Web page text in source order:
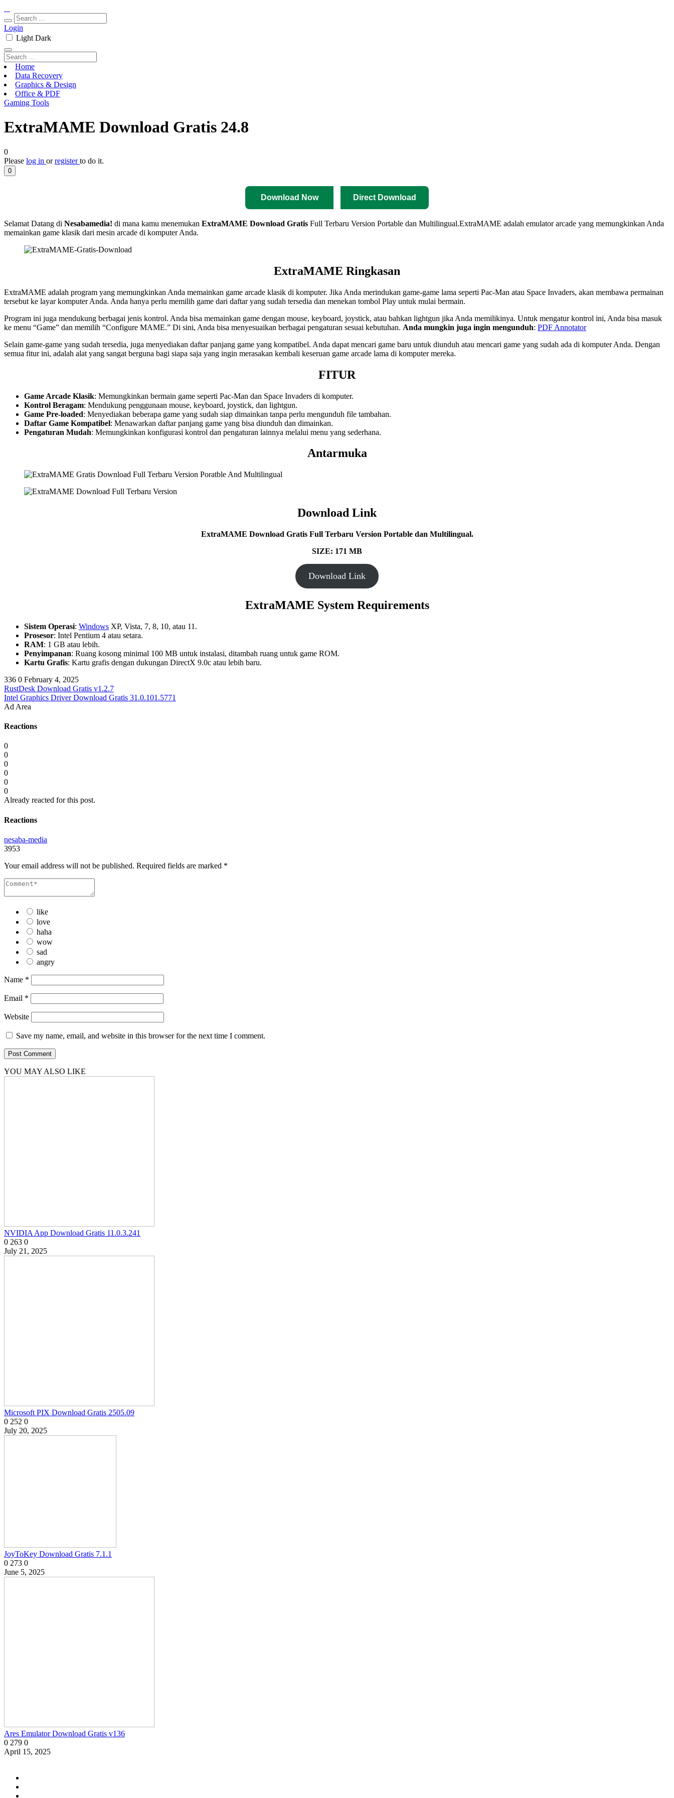
Login
Light Dark
Home
Data Recovery
Graphics & Design
Office & PDF
Gaming Tools
ExtraMAME Download Gratis 24.8
0
Please log in orregisterto do it.
0
Download Now Direct Download
Selamat Datang di Nesabamedia! di mana kamu menemukan ExtraMAME Download Gratis Full Terbaru Version Portable dan Multilingual.ExtraMAME adalah emulator arcade yang memungkinkan Anda
memainkan game klasik dari mesin arcade di komputer Anda.
ExtraMAME Ringkasan
ExtraMAME adalah program yang memungkinkan Anda memainkan game arcade klasik di komputer. Jika Anda merindukan game-game lama seperti Pac-Man atau Space Invaders, akan membawa permainan
tersebut ke layar komputer Anda. Anda hanya perlu memilih game dari daftar yang sudah tersedia dan menekan tombol Play untuk mulai bermain.
Program ini juga mendukung berbagai jenis kontrol. Anda bisa memainkan game dengan mouse, keyboard, joystick, atau bahkan lightgun jika Anda memilikinya. Untuk mengatur kontrol ini, Anda bisa masuk
ke menu “Game” dan memilih “Configure MAME.” Di sini, Anda bisa menyesuaikan berbagai pengaturan sesuai kebutuhan. Anda mungkin juga ingin mengunduh: PDF Annotator
Selain game-game yang sudah tersedia, juga menyediakan daftar panjang game yang kompatibel. Anda dapat mencari game baru untuk diunduh atau mencari game yang sudah ada di komputer Anda. Dengan
semua fitur ini, adalah alat yang sangat berguna bagi siapa saja yang ingin merasakan kembali keseruan game arcade lama di komputer mereka.
FITUR
Game Arcade Klasik: Memungkinkan bermain game seperti Pac-Man dan Space Invaders di komputer.
Kontrol Beragam: Mendukung penggunaan mouse, keyboard, joystick, dan lightgun.
Game Pre-loaded: Menyediakan beberapa game yang sudah siap dimainkan tanpa perlu mengunduh file tambahan.
Daftar Game Kompatibel: Menawarkan daftar panjang game yang bisa diunduh dan dimainkan.
Pengaturan Mudah: Memungkinkan konfigurasi kontrol dan pengaturan lainnya melalui menu yang sederhana.
Antarmuka
Download Link
ExtraMAME Download Gratis Full Terbaru Version Portable dan Multilingual.
SIZE: 171 MB
Download Link
ExtraMAME System Requirements
Sistem Operasi: Windows XP, Vista, 7, 8, 10, atau 11.
Prosesor: Intel Pentium 4 atau setara.
RAM: 1 GB atau lebih.
Penyimpanan: Ruang kosong minimal 100 MB untuk instalasi, ditambah ruang untuk game ROM.
Kartu Grafis: Kartu grafis dengan dukungan DirectX 9.0c atau lebih baru.
336 0 February 4, 2025
RustDesk Download Gratis v1.2.7
Intel Graphics Driver Download Gratis 31.0.101.5771
Ad Area
Reactions
0
0
0
0
0
0
Already reacted for this post.
Reactions
nesaba-media
3953
Your email address will not be published. Required fields are marked *
like
love
haha
wow
sad
angry
Name *
Email *
Website
Save my name, email, and website in this browser for the next time I comment.
YOU MAY ALSO LIKE
NVIDIA App Download Gratis 11.0.3.241
0 263 0
July 21, 2025
Microsoft PIX Download Gratis 2505.09
0 252 0
July 20, 2025
JoyToKey Download Gratis 7.1.1
0 273 0
June 5, 2025
Ares Emulator Download Gratis v136
0 279 0
April 15, 2025